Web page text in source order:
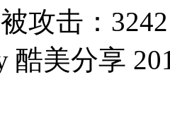
攻击：
酷美分享